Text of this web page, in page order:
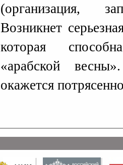
(организация,
Возникнет
которая
«арабской
окажется